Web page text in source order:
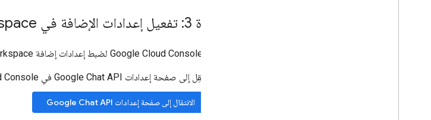
الخطوة 3: تفعيل إعدادات الإضافة في Google Workspace للمستخدمين التجريبيين
انتقِل إلى صفحة إعدادات Google Chat API في Google Cloud Console.
الانتقال إلى صفحة إعدادات Google Chat API